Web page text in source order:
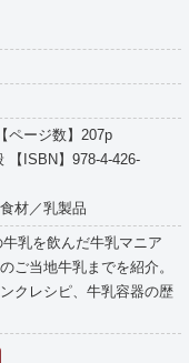
ページ数】207p
【ISBN】978-4-426-
材／乳製品
乳を飲んだ牛乳マニア
ご当地牛乳までを紹介。
クレシピ、牛乳容器の歴